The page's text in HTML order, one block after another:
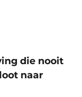
die nooit
naar